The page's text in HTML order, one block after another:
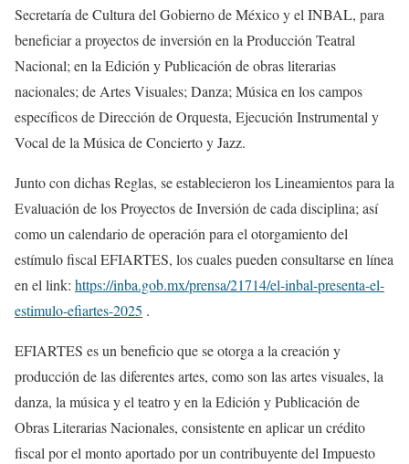
Secretaría de Cultura del Gobierno de México y elINBAL, para
beneficiara proyectos de inversión en la Producción Teatral
Nacional; en la Edición y Publicación de obras literarias
nacionales; de Artes Visuales; Danza; Música en los campos
específicos de Dirección de Orquesta, Ejecución Instrumental y
Vocal de la Música de Concierto y Jazz.
Junto con dichas Reglas, se establecieron losLineamientos para la
Evaluación de los Proyectos de Inversión de cada disciplina; así
como un calendario de operación para el otorgamiento del
estímulo fiscal EFIARTES, loscuales pueden consultarse en línea
en el link: https://inba.gob.mx/prensa/21714/el-inbal-presenta-el-
estimulo-efiartes-2025 .
EFIARTES es un beneficio que se otorga a la creación y
producción de las diferentes artes, como son las artes visuales, la
danza, la música y el teatro y en la Edición y Publicación de
Obras Literarias Nacionales, consistente en aplicar un crédito
fiscal por el monto aportado por un contribuyente del Impuesto